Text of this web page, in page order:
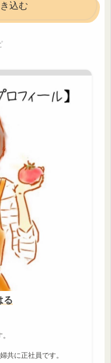
込む
る
共に正社員です。